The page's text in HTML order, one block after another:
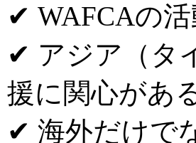
✔ WAFCAの
✔ アジア（タ
援に関心があ
✔ 海外だけで